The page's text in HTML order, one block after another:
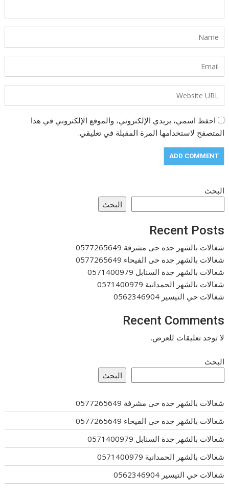
احفظ اسمي، بريدي الإلكتروني، والموقع الإلكتروني في هذا
المتصفح لاستخدامها المرة المقبلة في تعليقي.
البحث
البحث
Recent Posts
شغالات بالشهر جده حى مشرفة 0577265649
شغالات بالشهر جده حى الفيحاء 0577265649
شغالات بالشهر جدة السنابل 0571400979
شغالات بالشهر الحمدانية 0571400979
شغالات حي التيسير 0562346904
Recent Comments
لا توجد تعليقات للعرض.
البحث
البحث
شغالات بالشهر جده حى مشرفة 0577265649
شغالات بالشهر جده حى الفيحاء 0577265649
شغالات بالشهر جدة السنابل 0571400979
شغالات بالشهر الحمدانية 0571400979
شغالات حي التيسير 0562346904